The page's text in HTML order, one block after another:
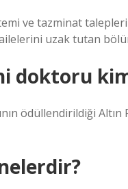
ve tazminat
uzak tutan
doktoru
ödüllendirildiği Altın